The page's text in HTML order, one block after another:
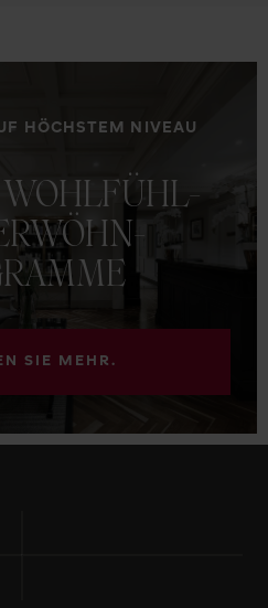
HÖCHSTEM NIVEAU
WOHLFÜHL-
SIE MEHR.